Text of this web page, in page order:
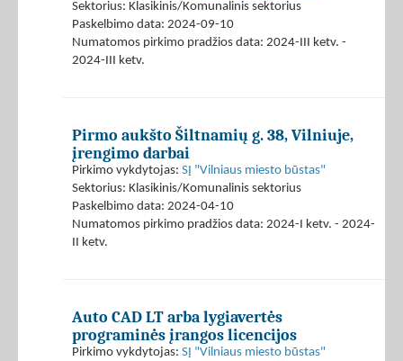
Sektorius: Klasikinis/Komunalinis sektorius
Paskelbimo data: 2024-09-10
Numatomos pirkimo pradžios data: 2024-III ketv. -
2024-III ketv.
Pirmo aukšto Šiltnamių g. 38, Vilniuje,
įrengimo darbai
Pirkimo vykdytojas: SĮ "Vilniaus miesto būstas"
Sektorius: Klasikinis/Komunalinis sektorius
Paskelbimo data: 2024-04-10
Numatomos pirkimo pradžios data: 2024-I ketv. - 2024-
II ketv.
Auto CAD LT arba lygiavertės
programinės įrangos licencijos
Pirkimo vykdytojas: SĮ "Vilniaus miesto būstas"